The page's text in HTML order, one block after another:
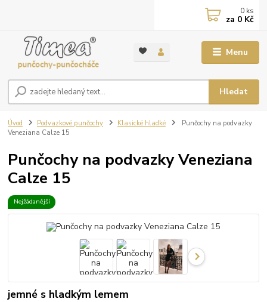
Menu
Hledat
0 ks
za 0 Kč
Úvod Podvazkové punčochy Klasické hladké
Punčochy na podvazky
Veneziana Calze 15
Punčochy na podvazky Veneziana
Calze 15
Nejžádanější
jemné s hladkým lemem